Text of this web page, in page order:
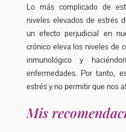
Lo más complicado de
niveles elevados de estrés
un efecto perjudicial en
crónico eleva los niveles de
inmunológico y
enfermedades. Por tanto,
estrés y no permitir que nos
Mis